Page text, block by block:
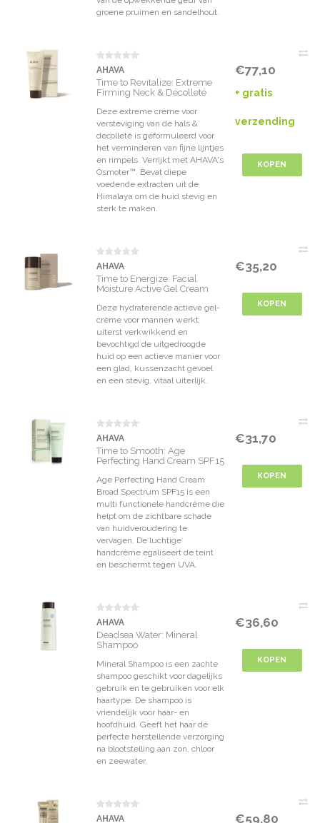
groene pruimen en sandelhout.
AHAVA
Time to Revitalize: Extreme
Firming Neck & Décolleté
Deze extreme crème voor
versteviging van de hals &
decolleté is geformuleerd voor
het verminderen van fijne lijntjes
en rimpels. Verrijkt met AHAVA's
Osmoter™. Bevat diepe
voedende extracten uit de
Himalaya om de huid stevig en
sterk te maken.
€77,10
+ gratis
verzending
KOPEN
AHAVA
Time to Energize: Facial
Moisture Active Gel Cream
Deze hydraterende actieve gel-
crème voor mannen werkt
uiterst verkwikkend en
bevochtigd de uitgedroogde
huid op een actieve manier voor
een glad, kussenzacht gevoel
en een stevig, vitaal uiterlijk.
€35,20
KOPEN
AHAVA
Time to Smooth: Age
Perfecting Hand Cream SPF15
Age Perfecting Hand Cream
Broad Spectrum SPF15 is een
multi functionele handcrème die
helpt om de zichtbare schade
van huidveroudering te
vervagen. De luchtige
handcrème egaliseert de teint
en beschermt tegen UVA.
€31,70
KOPEN
AHAVA
Deadsea Water: Mineral
Shampoo
Mineral Shampoo is een zachte
shampoo geschikt voor dagelijks
gebruik en te gebruiken voor elk
haartype. De shampoo is
vriendelijk voor haar- en
hoofdhuid. Geeft het haar de
perfecte herstellende verzorging
na blootstelling aan zon, chloor
en zeewater.
€36,60
KOPEN
AHAVA €59,80